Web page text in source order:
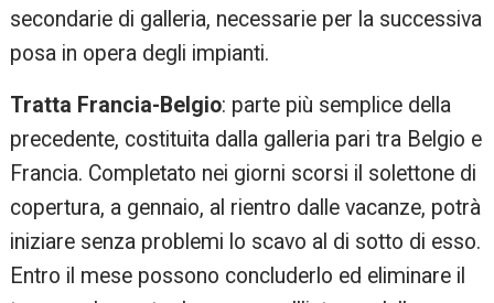
secondarie di galleria, necessarie per la successiva
posa in opera degli impianti.
Tratta Francia-Belgio: parte più semplice della
precedente, costituita dalla galleria pari tra Belgio e
Francia. Completato nei giorni scorsi il solettone di
copertura, a gennaio, al rientro dalle vacanze, potrà
iniziare senza problemi lo scavo al di sotto di esso.
Entro il mese possono concluderlo ed eliminare il